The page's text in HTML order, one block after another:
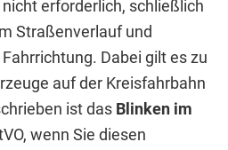
erforderlich, schließlich
Straßenverlauf und
Dabei gilt es zu
auf der Kreisfahrbahn
ist das Blinken im
wenn Sie diesen